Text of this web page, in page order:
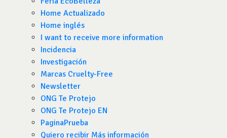
Home Actualizado
Home inglés
I want to receive more information
Incidencia
Investigación
Marcas Cruelty-Free
Newsletter
ONG Te Protejo
ONG Te Protejo EN
PaginaPrueba
Quiero recibir Más información